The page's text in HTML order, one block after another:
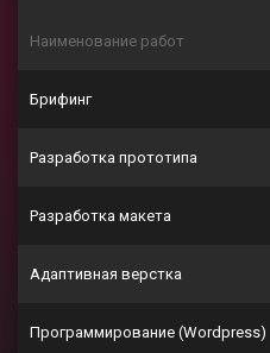
Наименование работ
Брифинг
Разработка прототипа
Разработка макета
Адаптивная верстка
Программирование (Wordpress)